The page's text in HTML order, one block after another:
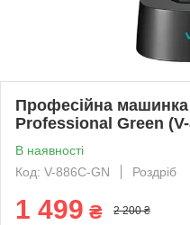
Професійна
Professional Green
В наявності
Код: V-886C-GN
Роздріб
1 499 ₴ 2 200 ₴